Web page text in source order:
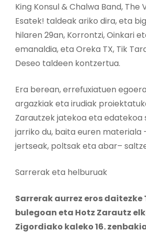
King Konsul & Chalwa Band, The
Esatek! taldeak ariko dira, eta
hilaren 29an, Korrontzi, Oinkari
emanaldia, eta Oreka TX, Tik
Deseo taldeen kontzertua.
Era berean, errefuxiatuen
argazkiak eta irudiak
Zarautzek jatekoa eta edatekoa
jarriko du, baita euren materiala
jertseak, poltsak eta abar–
Sarrerak eta helburuak
Sarrerak aurrez eros daitezke
bulegoan eta Hotz Zarautz
Zigordiako kaleko 16.